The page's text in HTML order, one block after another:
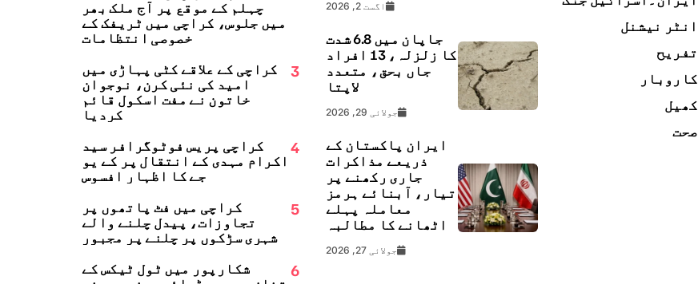
انٹر نیشنل
تفریح
کاروبار
کھیل
صحت
اگست 2, 2026
جاپان میں 6.8 شدت
کا زلزلہ، 13 افراد
جاں بحق، متعدد
لاپتا
جولائی 29, 2026
ایران پاکستان کے
ذریعے مذاکرات
جاری رکھنے پر
تیار، آبنائے ہرمز
معاملہ پہلے
اٹھانے کا مطالبہ
جولائی 27, 2026
چہلم کے موقع پر آج ملک بھر
میں جلوس، کراچی میں ٹریفک کے
خصوصی انتظامات
3
کراچی کے علاقے کٹی پہاڑی میں
امید کی نئی کرن، نوجوان
خاتون نے مفت اسکول قائم
کردیا
4
کراچی پریس فوٹوگرافر سید
اکرام مہدی کے انتقال پر کے یو
جے کا اظہارِ افسوس
5
کراچی میں فٹ پاتھوں پر
تجاوزات، پیدل چلنے والے
شہری سڑکوں پر چلنے پر مجبور
6
شکارپور میں ٹول ٹیکس کے